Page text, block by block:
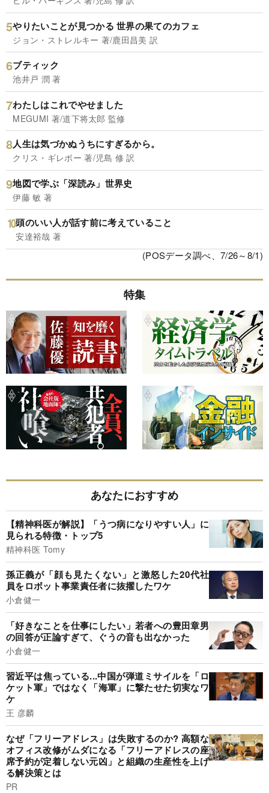
やりたいことが見つかる 世界の果てのカフェ
ジョン・ストレルキー 著/鹿田昌美 訳
ブティック
池井戸 潤 著
わたしはこれでやせました
MEGUMI 著/道下将太郎 監修
人生は気づかぬうちにすぎるから。
クリス・ギレボー 著/児島 修 訳
地図で学ぶ「深読み」世界史
伊藤 敏 著
頭のいい人が話す前に考えていること
安達裕哉 著
(POSデータ調べ、7/26～8/1)
特集
あなたにおすすめ
【精神科医が解説】「うつ病になりやすい人」に
見られる特徴・トップ5
精神科医 Tomy
孫正義が「顔も見たくない」と激怒した20代社
員をロボット事業責任者に抜擢したワケ
小倉健一
「好きなことを仕事にしたい」若者への豊田章男
の回答が正論すぎて、ぐうの音も出なかった
小倉健一
習近平は焦っている...中国が弾道ミサイルを「ロ
ケット軍」ではなく「海軍」に撃たせた切実なワ
ケ
王 彦麟
なぜ「フリーアドレス」は失敗するのか? 高額な
オフィス改修がムダになる「フリーアドレスの座
席予約が定着しない元凶」と組織の生産性を上げ
る解決策とは
PR